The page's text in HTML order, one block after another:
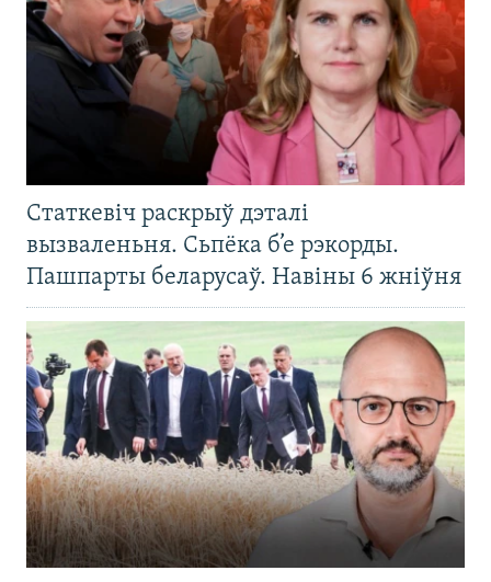
Статкевіч раскрыў дэталі
вызваленьня. Сьпёка б’е рэкорды.
Пашпарты беларусаў. Навіны 6 жніўня